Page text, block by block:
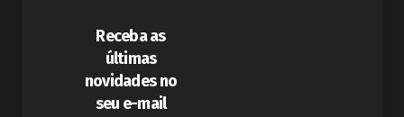
Receba as
últimas
novidades no
seu e-mail